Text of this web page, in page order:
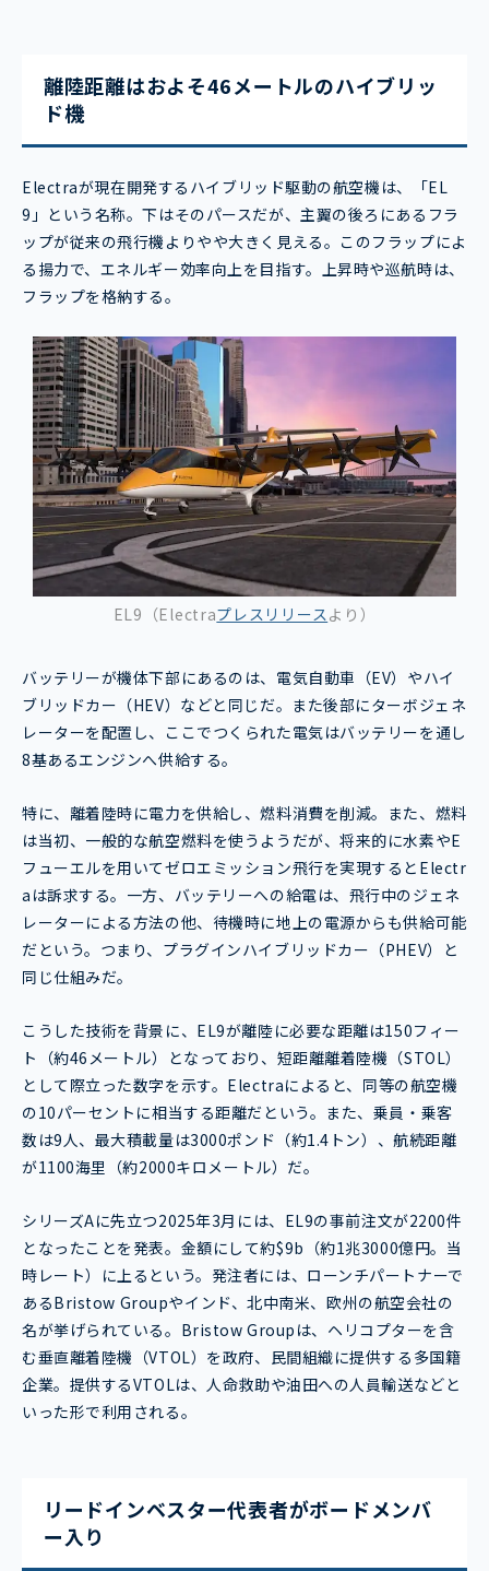
離陸距離はおよそ46メートルのハイブリッ
ド機
Electraが現在開発するハイブリッド駆動の航空機は、「EL
9」という名称。下はそのパースだが、主翼の後ろにあるフラ
ップが従来の飛行機よりやや大きく見える。このフラップによ
る揚力で、エネルギー効率向上を目指す。上昇時や巡航時は、
フラップを格納する。
EL9（Electraプレスリリース より）
バッテリーが機体下部にあるのは、電気自動車（EV）やハイ
ブリッドカー（HEV）などと同じだ。また後部にターボジェネ
レーターを配置し、ここでつくられた電気はバッテリーを通し
8基あるエンジンへ供給する。
特に、離着陸時に電力を供給し、燃料消費を削減。また、燃料
は当初、一般的な航空燃料を使うようだが、将来的に水素やE
フューエルを用いてゼロエミッション飛行を実現するとElectr
aは訴求する。一方、バッテリーへの給電は、飛行中のジェネ
レーターによる方法の他、待機時に地上の電源からも供給可能
だという。つまり、プラグインハイブリッドカー（PHEV）と
同じ仕組みだ。
こうした技術を背景に、EL9が離陸に必要な距離は150フィー
ト（約46メートル）となっており、短距離離着陸機（STOL）
として際立った数字を示す。Electraによると、同等の航空機
の10パーセントに相当する距離だという。また、乗員・乗客
数は9人、最大積載量は3000ポンド（約1.4トン）、航続距離
が1100海里（約2000キロメートル）だ。
シリーズAに先立つ2025年3月には、EL9の事前注文が2200件
となったことを発表。金額にして約$9b（約1兆3000億円。当
時レート）に上るという。発注者には、ローンチパートナーで
あるBristow Groupやインド、北中南米、欧州の航空会社の
名が挙げられている。Bristow Groupは、ヘリコプターを含
む垂直離着陸機（VTOL）を政府、民間組織に提供する多国籍
企業。提供するVTOLは、人命救助や油田への人員輸送などと
いった形で利用される。
リードインベスター代表者がボードメンバ
ー入り